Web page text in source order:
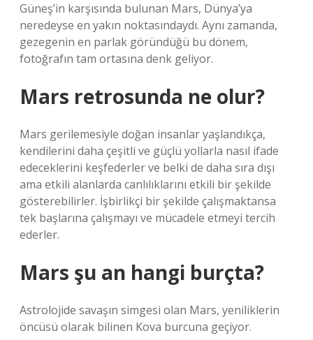
Güneş’in karşısında bulunan Mars, Dünya’ya
neredeyse en yakın noktasındaydı. Aynı zamanda,
gezegenin en parlak göründüğü bu dönem,
fotoğrafın tam ortasına denk geliyor.
Mars retrosunda ne olur?
Mars gerilemesiyle doğan insanlar yaşlandıkça,
kendilerini daha çeşitli ve güçlü yollarla nasıl ifade
edeceklerini keşfederler ve belki de daha sıra dışı
ama etkili alanlarda canlılıklarını etkili bir şekilde
gösterebilirler. İşbirlikçi bir şekilde çalışmaktansa
tek başlarına çalışmayı ve mücadele etmeyi tercih
ederler.
Mars şu an hangi burçta?
Astrolojide savaşın simgesi olan Mars, yeniliklerin
öncüsü olarak bilinen Kova burcuna geçiyor.